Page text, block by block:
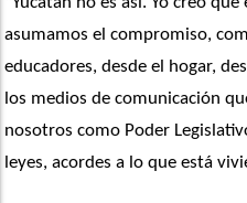
asumamos el compromiso,
educadores, desde el hogar,
los medios de comunicación
nosotros como Poder
leyes, acordes a lo que está